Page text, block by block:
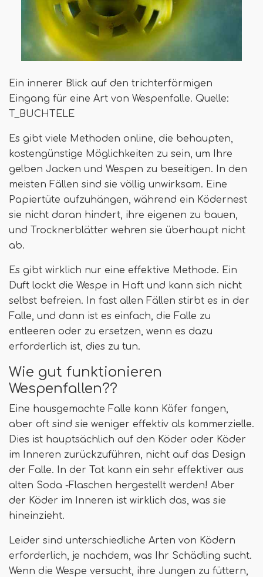
Ein innerer Blick auf den trichterförmigen
Eingang für eine Art von Wespenfalle. Quelle:
T_BUCHTELE
Es gibt viele Methoden online, die behaupten,
kostengünstige Möglichkeiten zu sein, um Ihre
gelben Jacken und Wespen zu beseitigen. In den
meisten Fällen sind sie völlig unwirksam. Eine
Papiertüte aufzuhängen, während ein Ködernest
sie nicht daran hindert, ihre eigenen zu bauen,
und Trocknerblätter wehren sie überhaupt nicht
ab.
Es gibt wirklich nur eine effektive Methode. Ein
Duft lockt die Wespe in Haft und kann sich nicht
selbst befreien. In fast allen Fällen stirbt es in der
Falle, und dann ist es einfach, die Falle zu
entleeren oder zu ersetzen, wenn es dazu
erforderlich ist, dies zu tun.
Wie gut funktionieren
Wespenfallen??
Eine hausgemachte Falle kann Käfer fangen,
aber oft sind sie weniger effektiv als kommerzielle.
Dies ist hauptsächlich auf den Köder oder Köder
im Inneren zurückzuführen, nicht auf das Design
der Falle. In der Tat kann ein sehr effektiver aus
alten Soda -Flaschen hergestellt werden! Aber
der Köder im Inneren ist wirklich das, was sie
hineinzieht.
Leider sind unterschiedliche Arten von Ködern
erforderlich, je nachdem, was Ihr Schädling sucht.
Wenn die Wespe versucht, ihre Jungen zu füttern,